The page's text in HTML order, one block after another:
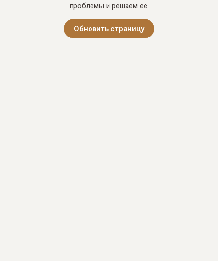
проблемы и решаем её.
Обновить страницу